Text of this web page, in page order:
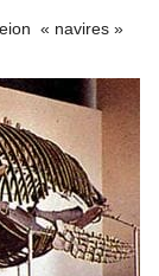
« navires »